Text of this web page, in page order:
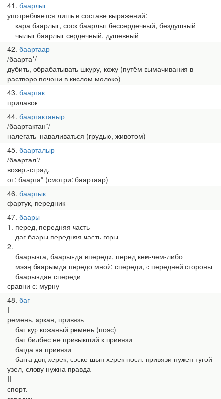
41 баарлыг
употребляется лишь в составе выражений:
кара баарлыг, соок баарлыг бессердечный, бездушный
чылыг баарлыг сердечный, душевный
42 баартаар
/баарта*/
дубить, обрабатывать шкуру, кожу (путём вымачивания в
растворе печени в кислом молоке)
43 баартак
прилавок
44 баартактаныр
/баартактан*/
налегать, наваливаться (грудью, животом)
45 баарталыр
/баартал*/
возвр.-страд.
от: баарта* (смотри: баартаар)
46 баартык
фартук, передник
47 баары
1. перед, передняя часть
даг баары передняя часть горы
2.
баарынга, баарында впереди, перед кем-чем-либо
мээң баарымда передо мной; спереди, с передней стороны
баарындан спереди
сравни с: мурну
48 баг
I
ремень; аркан; привязь
баг кур кожаный ремень (пояс)
баг билбес не привыкший к привязи
багда на привязи
багга доң херек, сөске шын херек посл. привязи нужен тугой
узел, слову нужна правда
II
спорт.